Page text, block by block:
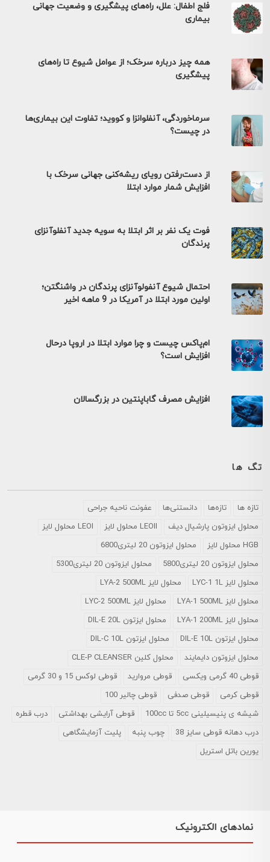
فلج اطفال: علل، راه‌های پیشگیری و وضعیت جهانی
بیماری
همه چیز درباره سرخک؛ از عوامل شیوع تا راه‌های
پیشگیری
سرماخوردگی، آنفلوانزا و کووید؛ تفاوت این بیماری‌ها
در چیست؟
از دست‌رفتن رویای ریشه‌کنی جهانی سرخک با
افزایش شمار موارد ابتلا
فوت یک نفر بر اثر ابتلا به سویه جدید آنفلوآنزای
پرندگان
احتمال شیوع آنفولوآنزای پرندگان در واشنگتن؛
اولین مورد ابتلا در آمریکا در 9 ماهه اخیر
ام‌پاکس چیست و چرا موارد ابتلا در اروپا درحال
افزایش است؟
افزایش مصرف گاباپنتین در بزرگسالان
تگ ها
تازه ها تازه‌ها دانستنی‌ها
عفونت ناحیه جراحی
محلول ايزوتون پارشيال ديف
LEOII محلول لایز
LEOI محلول لایز
HGB محلول لایز
محلول ایزوتون 20 لیتری6800
محلول ایزوتون 20 لیتری5800
محلول ایزوتون 20 لیتری5300
محلول لایز LYC-1 1L
محلول لایز LYA-2 500ML
محلول لایز LYA-1 500ML
محلول لایز LYC-2 500ML
محلول لایز LYA-1 200ML
محلول ایزتون DIL-E 20L
محلول ایزتون DIL-E 10L
محلول ایزتون DIL-C 10L
محلول ایزوتون دایمایند
محلول کلین CLE-P CLEANSER
قوطی 40 گرمی ویکسی
قوطی مروارید
قوطی لوکس 15 و 30 گرمی
قوطی کرمی
قوطی صدفی
قوطی چالیر 100
شیشه ی پنیسیلینی 5cc تا 100cc
قوطی آرایشی بهداشتی
درب قطره
درب دهانه قوطی سایز 38
چوب پنبه
پلیت آزمایشگاهی
یورین باتل استریل
نمادهای الکترونیک